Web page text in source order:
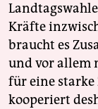
Kräfte
braucht es
und vor allem
für eine starke
kooperiert